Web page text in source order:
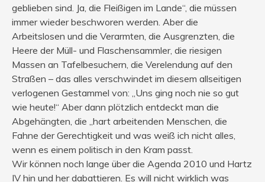
geblieben sind. Ja, die Fleißigen im Lande“, die müssen
immer wieder beschworen werden. Aber die
Arbeitslosen und die Verarmten, die Ausgrenzten, die
Heere der Müll- und Flaschensammler, die riesigen
Massen an Tafelbesuchern, die Verelendung auf den
Straßen – das alles verschwindet im diesem allseitigen
verlogenen Gestammel von: „Uns ging noch nie so gut
wie heute!“ Aber dann plötzlich entdeckt man die
Abgehängten, die „hart arbeitenden Menschen, die
Fahne der Gerechtigkeit und was weiß ich nicht alles,
wenn es einem politisch in den Kram passt.
Wir können noch lange über die Agenda 2010 und Hartz
IV hin und her dabattieren. Es will nicht wirklich was